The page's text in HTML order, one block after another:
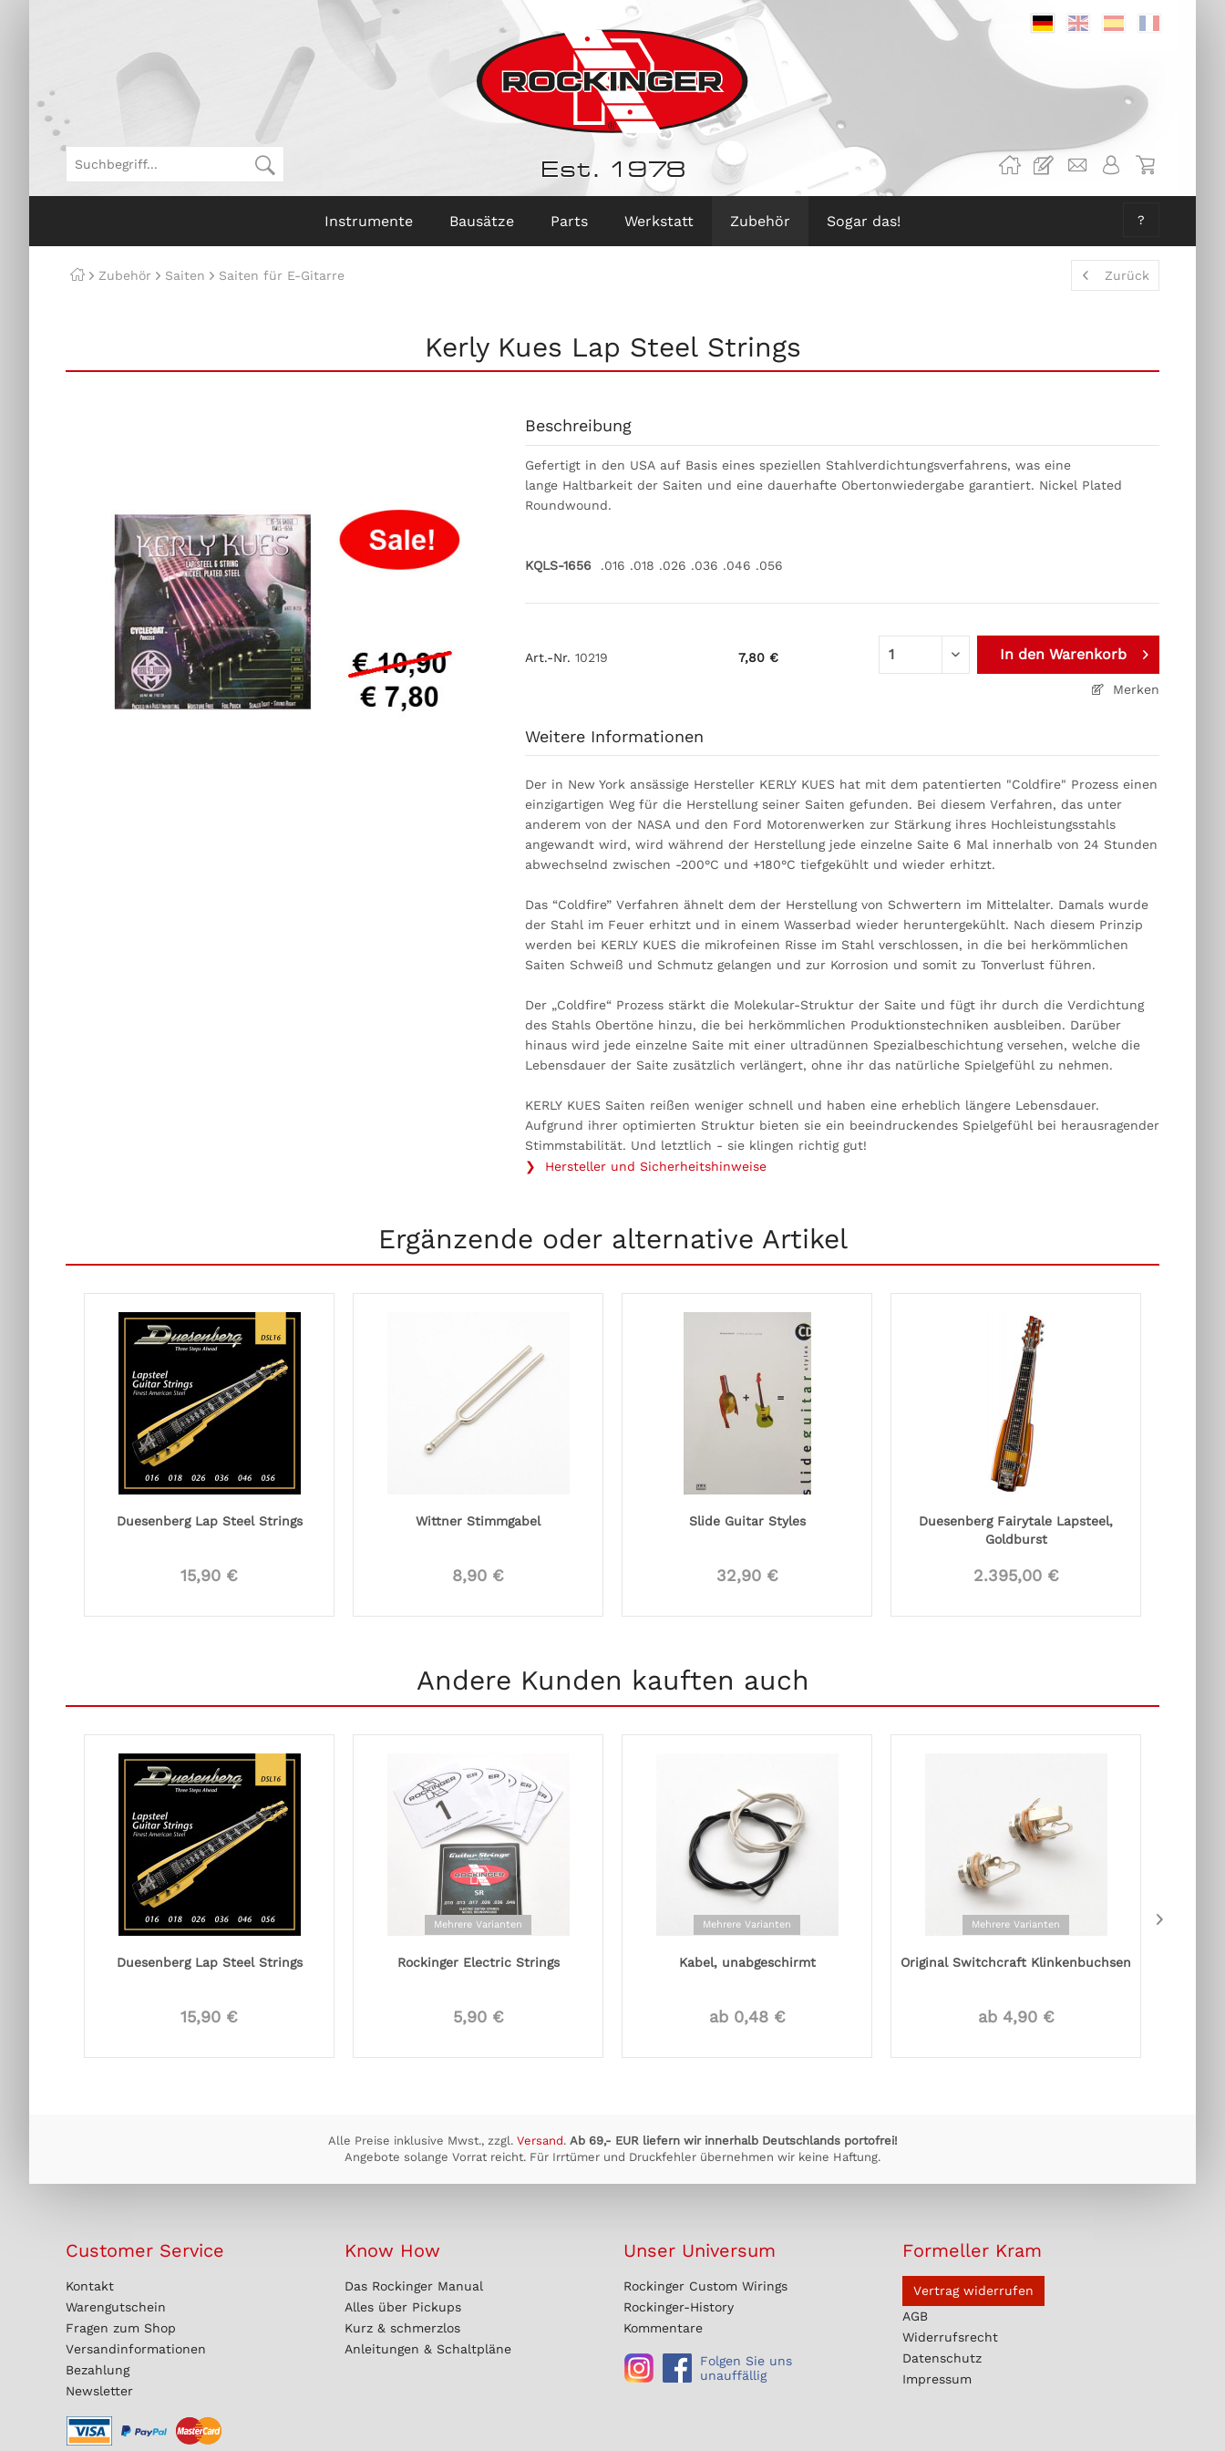
DeutschEnglischSpanisch
Est. 1978
Instrumente Bausätze Parts Werkstatt Zubehör Sogar das! ?
Zubehör Saiten Saiten für E-Gitarre Zurück
Kerly Kues Lap Steel Strings
Art.-Nr. 10219 7,80 € In den Warenkorb
Merken
Beschreibung
Gefertigt in den USA auf Basis eines speziellen Stahlverdichtungsverfahrens, was eine
lange Haltbarkeit der Saiten und eine dauerhafte Obertonwiedergabe garantiert. Nickel Plated
Roundwound.
KQLS-1656 .016 .018 .026 .036 .046 .056
Weitere Informationen
Der in New York ansässige Hersteller KERLY KUES hat mit dem patentierten "Coldfire" Prozess einen
einzigartigen Weg für die Herstellung seiner Saiten gefunden. Bei diesem Verfahren, das unter
anderem von der NASA und den Ford Motorenwerken zur Stärkung ihres Hochleistungsstahls
angewandt wird, wird während der Herstellung jede einzelne Saite 6 Mal innerhalb von 24 Stunden
abwechselnd zwischen -200°C und +180°C tiefgekühlt und wieder erhitzt.
Das “Coldfire” Verfahren ähnelt dem der Herstellung von Schwertern im Mittelalter. Damals wurde
der Stahl im Feuer erhitzt und in einem Wasserbad wieder heruntergekühlt. Nach diesem Prinzip
werden bei KERLY KUES die mikrofeinen Risse im Stahl verschlossen, in die bei herkömmlichen
Saiten Schweiß und Schmutz gelangen und zur Korrosion und somit zu Tonverlust führen.
Der „Coldfire“ Prozess stärkt die Molekular-Struktur der Saite und fügt ihr durch die Verdichtung
des Stahls Obertöne hinzu, die bei herkömmlichen Produktionstechniken ausbleiben. Darüber
hinaus wird jede einzelne Saite mit einer ultradünnen Spezialbeschichtung versehen, welche die
Lebensdauer der Saite zusätzlich verlängert, ohne ihr das natürliche Spielgefühl zu nehmen.
KERLY KUES Saiten reißen weniger schnell und haben eine erheblich längere Lebensdauer.
Aufgrund ihrer optimierten Struktur bieten sie ein beeindruckendes Spielgefühl bei herausragender
Stimmstabilität. Und letztlich - sie klingen richtig gut!
❯ Hersteller und Sicherheitshinweise
Ergänzende oder alternative Artikel
Duesenberg Lap Steel Strings
15,90 €
Wittner Stimmgabel
8,90 €
Slide Guitar Styles
32,90 €
Duesenberg Fairytale Lapsteel,
Goldburst
2.395,00 €
Andere Kunden kauften auch
Duesenberg Lap Steel Strings
15,90 €
Mehrere Varianten
Rockinger Electric Strings
5,90 €
Mehrere Varianten
Kabel, unabgeschirmt
ab 0,48 €
Mehrere Varianten
Original Switchcraft Klinkenbuchsen
ab 4,90 €
Alle Preise inklusive Mwst., zzgl. Versand. Ab 69,- EUR liefern wir innerhalb Deutschlands portofrei!
Angebote solange Vorrat reicht. Für Irrtümer und Druckfehler übernehmen wir keine Haftung.
Customer Service
Kontakt
Warengutschein
Fragen zum Shop
Versandinformationen
Bezahlung
Newsletter
Know How
Das Rockinger Manual
Alles über Pickups
Kurz & schmerzlos
Anleitungen & Schaltpläne
Unser Universum
Rockinger Custom Wirings
Rockinger-History
Kommentare
Folgen Sie uns
unauffällig
Formeller Kram
Vertrag widerrufen
AGB
Widerrufsrecht
Datenschutz
Impressum